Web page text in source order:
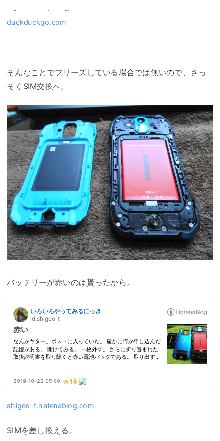
duckduckgo.com
そんなことでフリーズしている場合では無いので、さっ
そくSIM交換へ。
バッテリーが赤いのは貰ったから。
shigeo-t.hatenablog.com
SIMを差し換える。